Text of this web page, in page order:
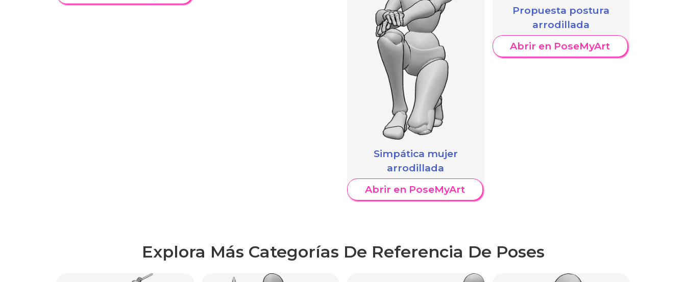
Simpática mujer
arrodillada
Abrir en PoseMyArt
Propuesta postura
arrodillada
Abrir en PoseMyArt
Explora Más Categorías De Referencia De Poses